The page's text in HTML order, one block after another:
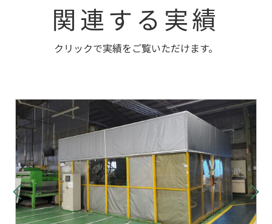
関連する実績
クリックで実績をご覧いただけます。